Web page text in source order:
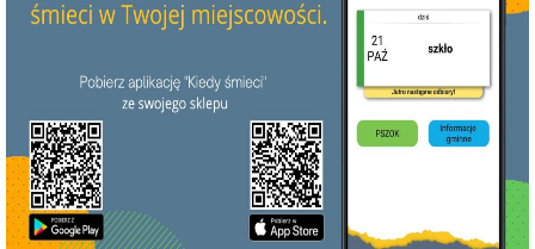
Dotacje
Gospodarka
Gospodarka
mieszkaniowa
Klauzule
Informacyjne
(RODO)